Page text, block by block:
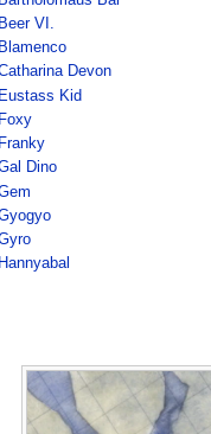
Beer VI.
Blamenco
Devon
Eustass Kid
Foxy
Franky
Dino
Hannyabal